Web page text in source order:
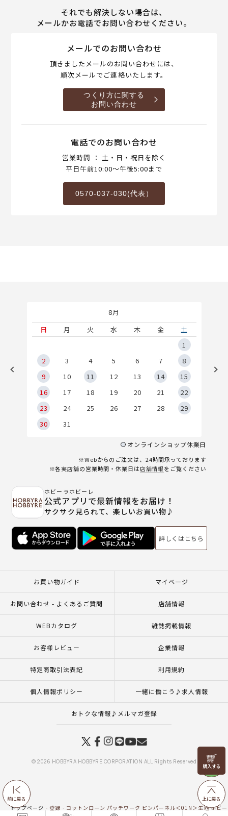
前に戻る
リリヤン
フェア
上に戻る
それでも解決しない場合は、
メールかお電話でお問い合わせください。
メールでのお問い合わせ
頂きましたメールのお問い合わせには、
順次メールでご連絡いたします。
つくり方に関する
お問い合わせ
電話でのお問い合わせ
営業時間 ： 土・日・祝日を除く
平日午前10:00～午後5:00まで
0570-037-030(代表）
8月
日
月 火 水 木 金
土
1
2
3 4 5 6 7
8
9
10 11 12 13 14
15
16
17 18 19 20 21
22
23
24 25 26 27 28
29
30
31
オンラインショップ休業日
※Webからのご注文は、24時間承っております
※各実店舗の営業時間・休業日は店舗情報をご覧ください
ホビーラホビーレ
公式アプリで最新情報をお届け！
サクサク見られて、楽しいお買い物♪
詳しくはこちら
お買い物ガイド マイページ
お問い合わせ - よくあるご質問 店舗情報
WEBカタログ 雑誌掲載情報
お客様レビュー 企業情報
特定商取引法表記 利用規約
個人情報ポリシー 一緒に働こう♪求人情報
おトクな情報♪メルマガ登録
© 2026 HOBBYRA HOBBYRE CORPORATION ALL Rights Reserved
トップページ 登録
コットンローン パッチワーク ピンパーネル＜01N＞生地 ホビ